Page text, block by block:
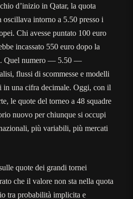
d’inizio in Qatar, la quota
oscillava intorno a 5.50 presso i
Chi avesse puntato 100 euro
incassato 550 euro dopo la
Quel numero — 5.50 —
flussi di scommesse e modelli
in una cifra decimale. Oggi, con il
le quote del torneo a 48 squadre
nuovo per chiunque si occupi
più variabili, più mercati
quote dei grandi tornei
che il valore non sta nella quota
tra probabilità implicita e